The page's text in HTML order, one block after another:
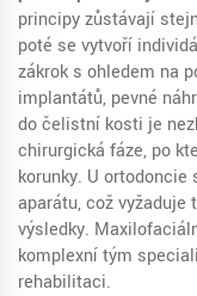
principy zůstávají
poté se vytvoří
zákrok s ohledem na
implantátů, pevné
do čelistní kosti je
chirurgická fáze, po
korunky. U
aparátu, což vyžaduje
výsledky.
komplexní tým
rehabilitaci.